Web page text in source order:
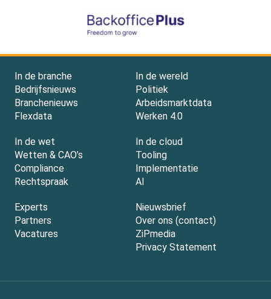
In de branche
Bedrijfsnieuws
Branchenieuws
Flexdata
In de wereld
Politiek
Arbeidsmarktdata
Werken 4.0
In de wet
Wetten & CAO’s
Compliance
Rechtspraak
In de cloud
Tooling
Implementatie
AI
Experts
Partners
Vacatures
Nieuwsbrief
Over ons (contact)
ZiPmedia
Privacy Statement